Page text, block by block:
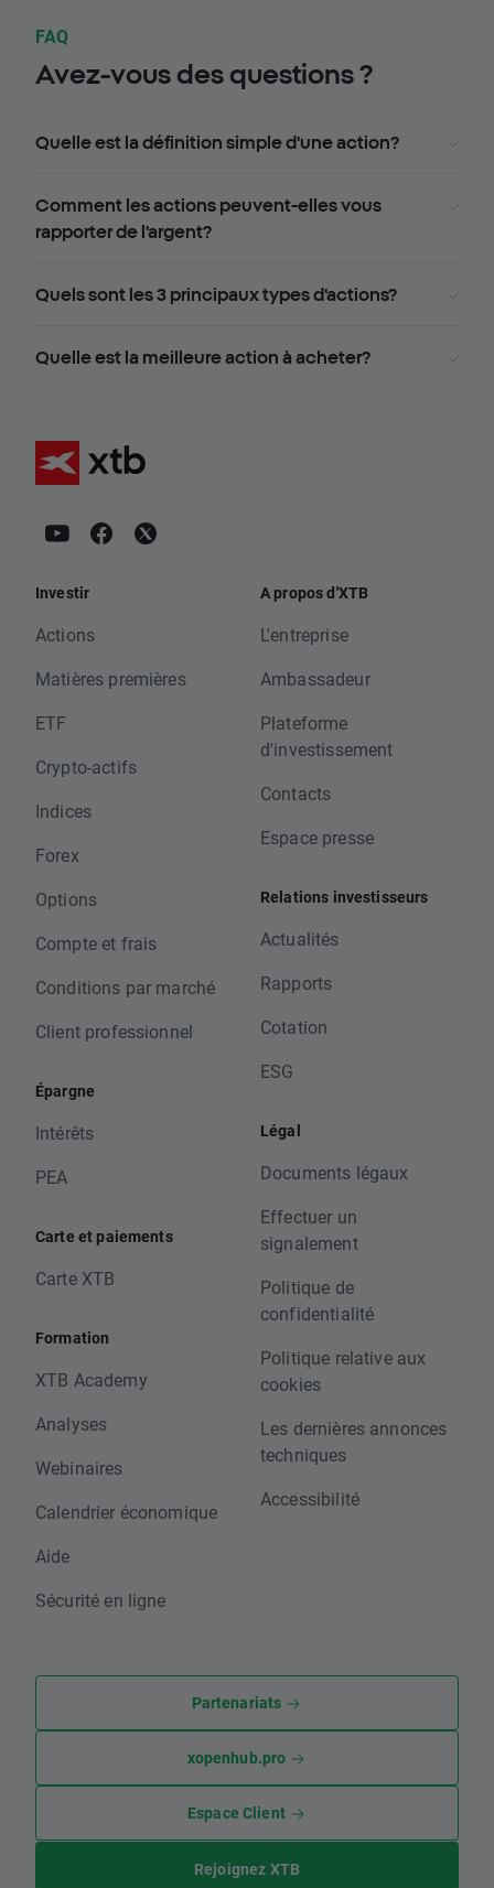
FAQ
Avez-vous des questions ?
Quelle est la définition simple d'une action?
Comment les actions peuvent-elles vous
rapporter de l'argent?
Quels sont les 3 principaux types d'actions?
Quelle est la meilleure action à acheter?
Investir
Actions
Matières premières
ETF
Crypto-actifs
Indices
Forex
Options
Compte et frais
Conditions par marché
Client professionnel
Épargne
Intérêts
PEA
Carte et paiements
Carte XTB
Formation
XTB Academy
Analyses
Webinaires
Calendrier économique
Aide
Sécurité en ligne
A propos d'XTB
L'entreprise
Ambassadeur
Plateforme
d'investissement
Contacts
Espace presse
Relations investisseurs
Actualités
Rapports
Cotation
ESG
Légal
Documents légaux
Effectuer un
signalement
Politique de
confidentialité
Politique relative aux
cookies
Les dernières annonces
techniques
Accessibilité
Partenariats
xopenhub.pro
Espace Client
Rejoignez XTB